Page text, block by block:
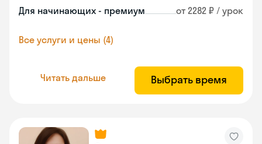
Для начинающих - премиум от 2282 ₽ / урок
Все услуги и цены (4)
Читать дальше Выбрать время